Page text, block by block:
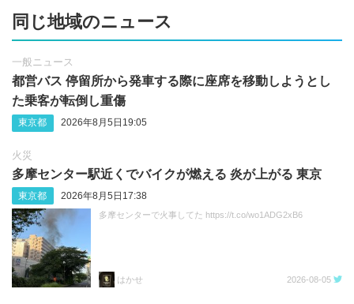
同じ地域のニュース
一般ニュース
都営バス 停留所から発車する際に座席を移動しようとし
た乗客が転倒し重傷
東京都 2026年8月5日19:05
火災
多摩センター駅近くでバイクが燃える 炎が上がる 東京
東京都 2026年8月5日17:38
多摩センターで火事してた https://t.co/wo1ADG2xB6
はかせ 2026-08-05